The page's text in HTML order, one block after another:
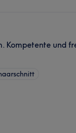
Kompetente und